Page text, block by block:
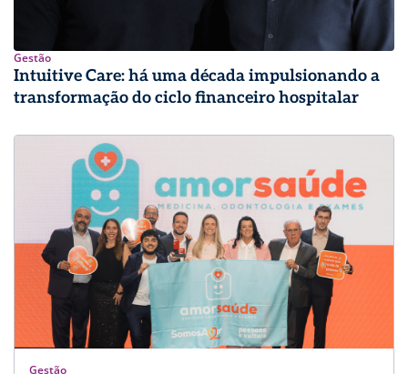
Gestão
Intuitive Care: há uma década impulsionando a
transformação do ciclo financeiro hospitalar
Gestão